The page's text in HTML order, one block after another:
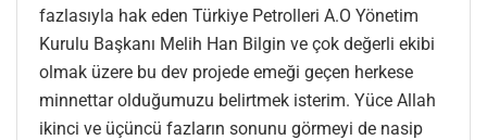
fazlasıyla hak eden Türkiye Petrolleri A.O Yönetim
Kurulu Başkanı Melih Han Bilgin ve çok değerli ekibi
olmak üzere bu dev projede emeği geçen herkese
minnettar olduğumuzu belirtmek isterim. Yüce Allah
ikinci ve üçüncü fazların sonunu görmeyi de nasip